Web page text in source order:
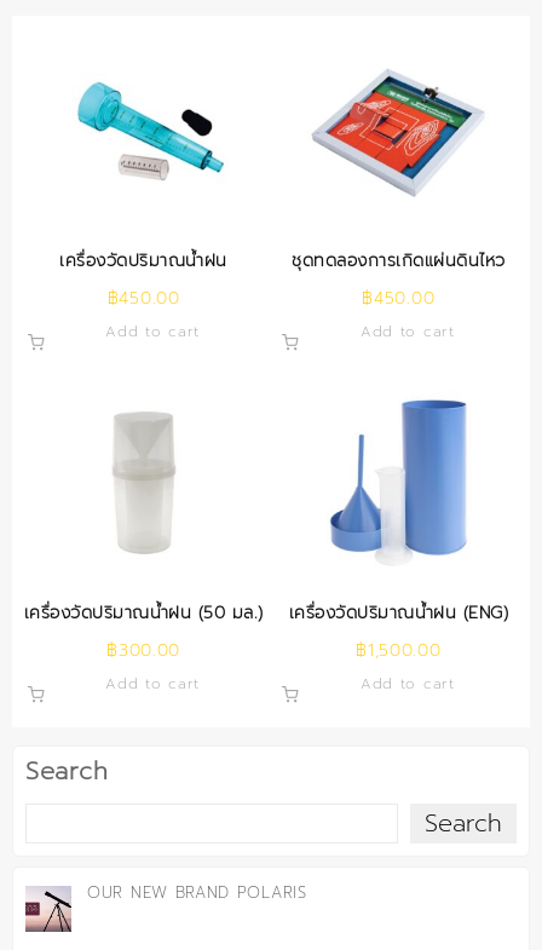
Search
Search
OUR NEW BRAND POLARIS
เครื่องวัดปริมาณน้ำฝน
฿450.00
Add to cart
ชุดทดลองการเกิดแผ่นดินไหว
฿450.00
Add to cart
เครื่องวัดปริมาณน้ำฝน (50 มล.)
฿300.00
Add to cart
เครื่องวัดปริมาณน้ำฝน (ENG)
฿1,500.00
Add to cart